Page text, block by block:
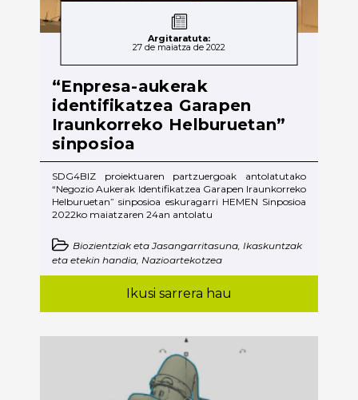
Argitaratuta:
27 de maiatza de 2022
“Enpresa-aukerak
identifikatzea Garapen
Iraunkorreko Helburuetan”
sinposioa
SDG4BIZ proiektuaren partzuergoak antolatutako
“Negozio Aukerak Identifikatzea Garapen Iraunkorreko
Helburuetan” sinposioa eskuragarri HEMEN Sinposioa
2022ko maiatzaren 24an antolatu
Biozientziak eta Jasangarritasuna, Ikaskuntzak
eta etekin handia, Nazioartekotzea
Ikusi sarrera hau